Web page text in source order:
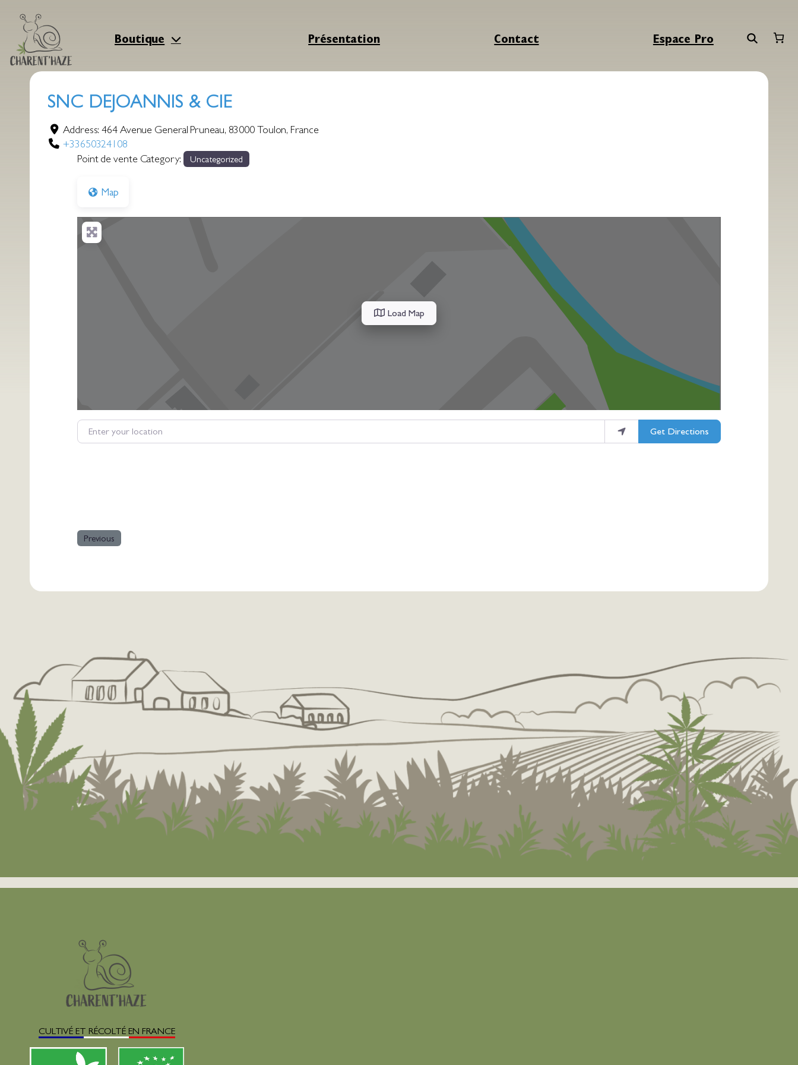
contenu
Boutique Présentation Contact Espace Pro
SNC DEJOANNIS & CIE
Address:464 Avenue General Pruneau, 83000Toulon, France
+33650324108
Point de vente Category:
Uncategorized
Map
Load Map
Enter your location
Get Directions
Previous
CULTIVÉ ET RÉCOLTÉ EN FRANCE